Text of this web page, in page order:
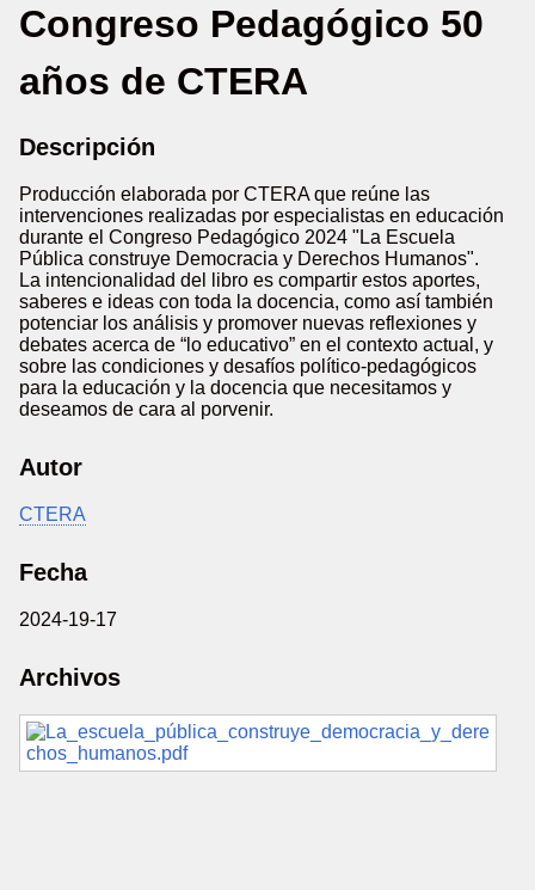
Congreso Pedagógico 50
años de CTERA
Descripción
Producción elaborada por CTERA que reúne las
intervenciones realizadas por especialistas en educación
durante el Congreso Pedagógico 2024 "La Escuela
Pública construye Democracia y Derechos Humanos".
La intencionalidad del libro es compartir estos aportes,
saberes e ideas con toda la docencia, como así también
potenciar los análisis y promover nuevas reflexiones y
debates acerca de “lo educativo” en el contexto actual, y
sobre las condiciones y desafíos político-pedagógicos
para la educación y la docencia que necesitamos y
deseamos de cara al porvenir.
Autor
CTERA
Fecha
2024-19-17
Archivos